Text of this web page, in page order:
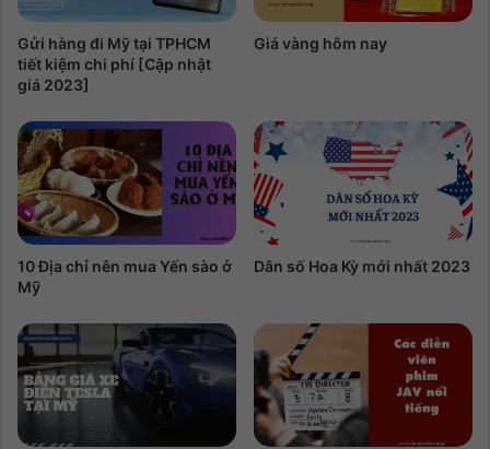
Gửi hàng đi Mỹ tại TPHCM
tiết kiệm chi phí [Cập nhật
giá 2023]
Giá vàng hôm nay
10 Địa chỉ nên mua Yến sào ở
Mỹ
Dân số Hoa Kỳ mới nhất 2023